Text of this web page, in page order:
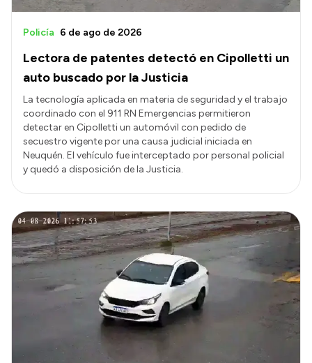
Lectora de patentes detectó en Cipolletti un
auto buscado por la Justicia
Policía 6 de ago de 2026
La tecnología aplicada en materia de seguridad y el trabajo
coordinado con el 911 RN Emergencias permitieron
detectar en Cipolletti un automóvil con pedido de
secuestro vigente por una causa judicial iniciada en
Neuquén. El vehículo fue interceptado por personal policial
y quedó a disposición de la Justicia.